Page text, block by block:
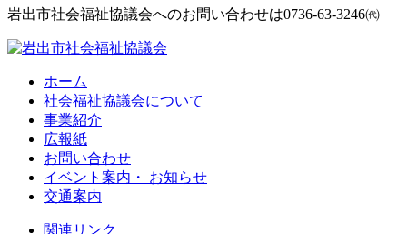
岩出市社会福祉協議会へのお問い合わせは0736-63-3246㈹
ホーム
社会福祉協議会について
事業紹介
広報紙
お問い合わせ
イベント案内・ お知らせ
交通案内
関連リンク